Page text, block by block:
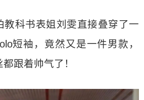
教科书表姐刘雯直接叠穿了一
短袖，竟然又是一件男款，
跟着帅气了！